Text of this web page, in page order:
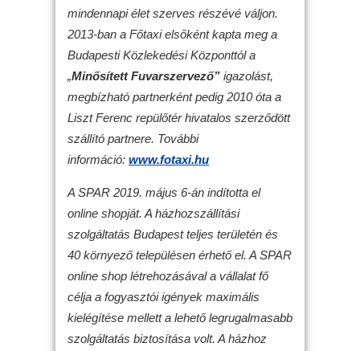
mindennapi élet szerves részévé váljon.
2013-ban a Főtaxi elsőként kapta meg a
Budapesti Közlekedési Központtól a
„Minősített Fuvarszervező” igazolást,
megbízható partnerként pedig 2010 óta a
Liszt Ferenc repülőtér hivatalos szerződött
szállító partnere. További
információ: www.fotaxi.hu
A SPAR 2019. május 6-án indította el
online shopját. A házhozszállítási
szolgáltatás Budapest teljes területén és
40 környező településen érhető el. A SPAR
online shop létrehozásával a vállalat fő
célja a fogyasztói igények maximális
kielégítése mellett a lehető legrugalmasabb
szolgáltatás biztosítása volt. A házhoz